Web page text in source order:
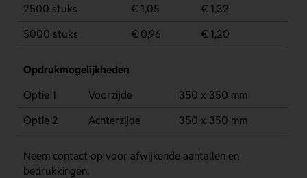
2500 stuks
€ 1,05
€ 1,32
5000 stuks
€ 0,96 € 1,20
Opdrukmogelijkheden
Optie 1
Voorzijde
350 x 350 mm
Optie 2
Achterzijde 350 x 350 mm
Neem contact op voor afwijkende aantallen en
bedrukkingen.